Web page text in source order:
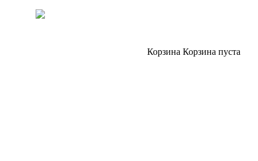
Корзина Корзина пуста